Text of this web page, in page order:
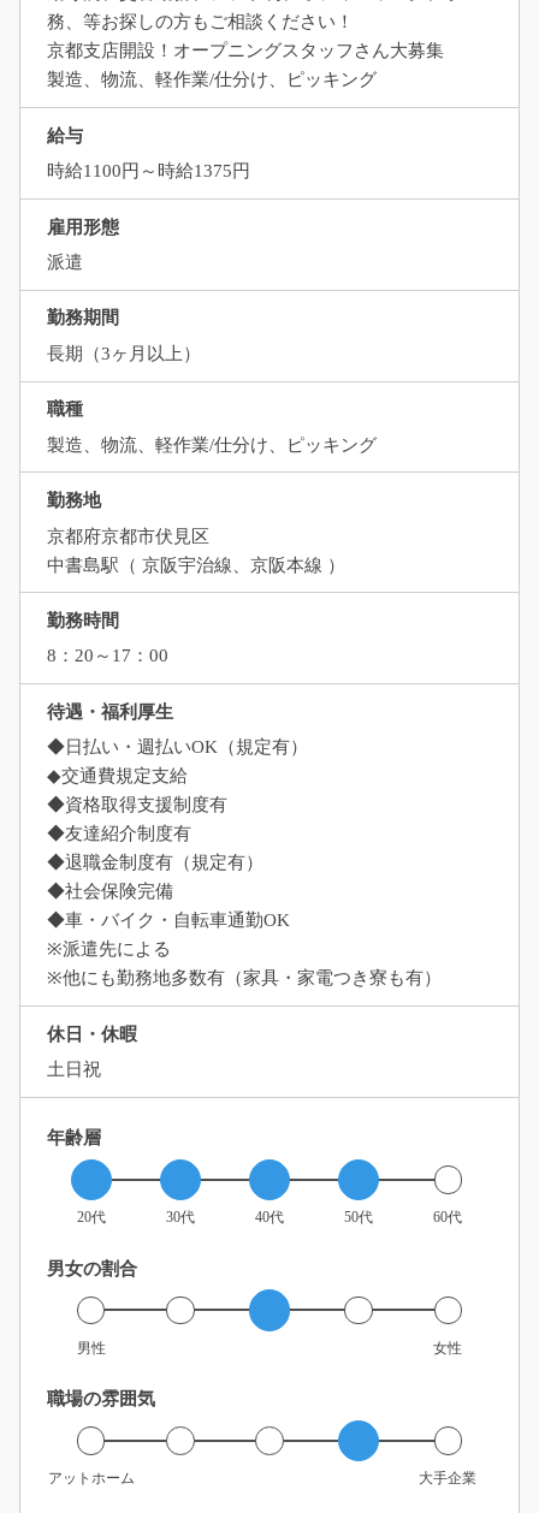
務、等お探しの方もご相談ください！
京都支店開設！オープニングスタッフさん大募集
製造、物流、軽作業/仕分け、ピッキング
給与
時給1100円～時給1375円
雇用形態
派遣
勤務期間
長期（3ヶ月以上）
職種
製造、物流、軽作業/仕分け、ピッキング
勤務地
京都府京都市伏見区
中書島駅（ 京阪宇治線、京阪本線 ）
勤務時間
8：20～17：00
待遇・福利厚生
◆日払い・週払いOK（規定有）
◆交通費規定支給
◆資格取得支援制度有
◆友達紹介制度有
◆退職金制度有（規定有）
◆社会保険完備
◆車・バイク・自転車通勤OK
※派遣先による
※他にも勤務地多数有（家具・家電つき寮も有）
休日・休暇
土日祝
年齢層
20代 30代 40代 50代 60代
男女の割合
男性 女性
職場の雰囲気
アットホーム 大手企業